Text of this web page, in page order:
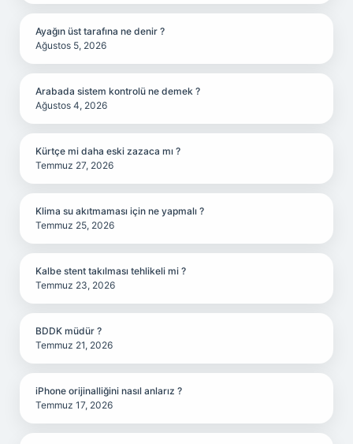
Ayağın üst tarafına ne denir ?
Ağustos 5, 2026
Arabada sistem kontrolü ne demek ?
Ağustos 4, 2026
Kürtçe mi daha eski zazaca mı ?
Temmuz 27, 2026
Klima su akıtmaması için ne yapmalı ?
Temmuz 25, 2026
Kalbe stent takılması tehlikeli mi ?
Temmuz 23, 2026
BDDK müdür ?
Temmuz 21, 2026
iPhone orijinalliğini nasıl anlarız ?
Temmuz 17, 2026